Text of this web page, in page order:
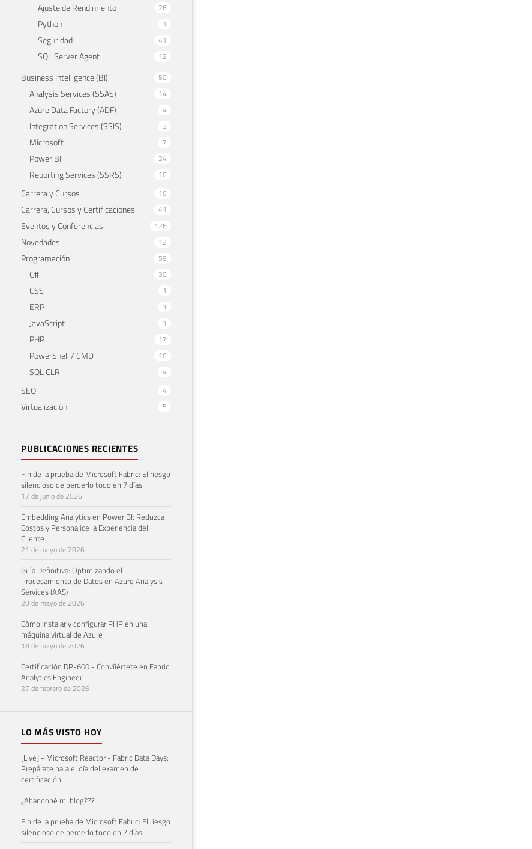
Ajuste de Rendimiento 26
Python 1
Seguridad 41
SQL Server Agent 12
Business Intelligence (BI) 59
Analysis Services (SSAS) 14
Azure Data Factory (ADF) 4
Integration Services (SSIS) 3
Microsoft 7
Power BI 24
Reporting Services (SSRS) 10
Carrera y Cursos 16
Carrera, Cursos y Certificaciones 41
Eventos y Conferencias 126
Novedades 12
Programación 59
C# 30
CSS 1
ERP 1
JavaScript 1
PHP 17
PowerShell / CMD 10
SQL CLR 4
SEO 4
Virtualización 5
PUBLICACIONES RECIENTES
Fin de la prueba de Microsoft Fabric: El riesgo
silencioso de perderlo todo en 7 días
17 de junio de 2026
Embedding Analytics en Power BI: Reduzca
Costos y Personalice la Experiencia del
Cliente
21 de mayo de 2026
Guía Definitiva: Optimizando el
Procesamiento de Datos en Azure Analysis
Services (AAS)
20 de mayo de 2026
Cómo instalar y configurar PHP en una
máquina virtual de Azure
18 de mayo de 2026
Certificación DP-600 - Convíiértete en Fabric
Analytics Engineer
27 de febrero de 2026
LO MÁS VISTO HOY
[Live] - Microsoft Reactor - Fabric Data Days:
Prepárate para el día del examen de
certificación
¿Abandoné mi blog???
Fin de la prueba de Microsoft Fabric: El riesgo
silencioso de perderlo todo en 7 días